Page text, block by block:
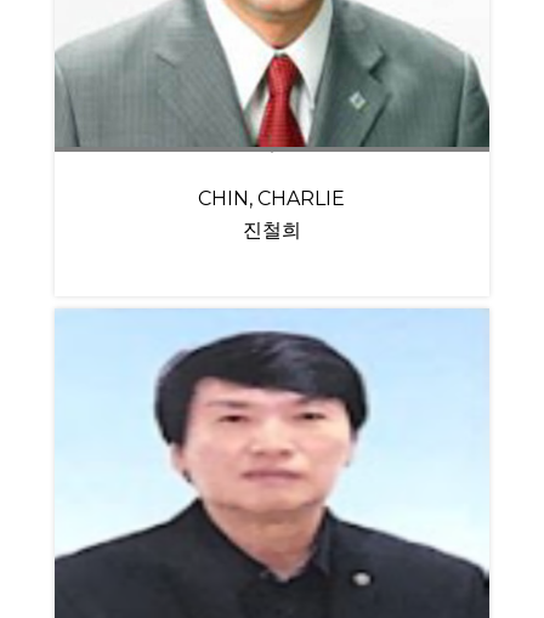
CHIN, CHARLIE
진철희